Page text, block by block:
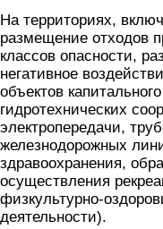
На территориях,
размещение отходов
классов опасности,
негативное
объектов
гидротехнических
электропередачи,
железнодорожных
здравоохранения,
осуществления
физкультурно-
деятельности).